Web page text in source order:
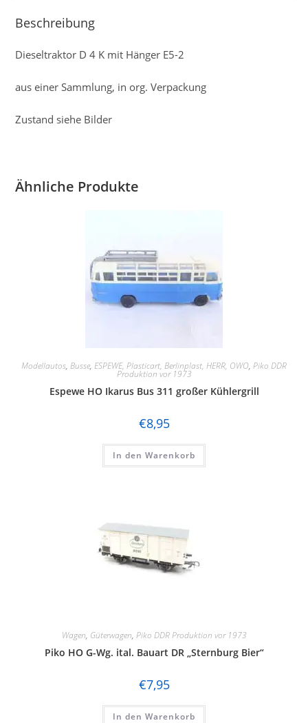
Beschreibung
Dieseltraktor D 4 K mit Hänger E5-2
aus einer Sammlung, in org. Verpackung
Zustand siehe Bilder
Ähnliche Produkte
Modellautos, Busse, ESPEWE, Plasticart, Berlinplast, HERR, OWO, Piko DDR
Produktion vor 1973
Espewe HO Ikarus Bus 311 großer Kühlergrill
€8,95
In den Warenkorb
Wagen, Güterwagen, Piko DDR Produktion vor 1973
Piko HO G-Wg. ital. Bauart DR „Sternburg Bier“
€7,95
In den Warenkorb